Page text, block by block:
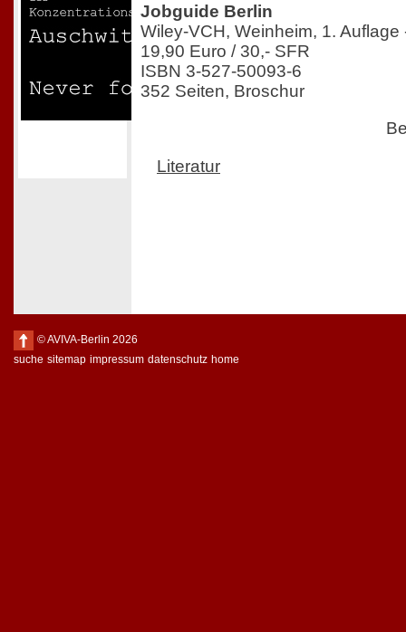
Jobguide Berlin
Wiley-VCH, Weinheim, 1. Auflage
19,90 Euro / 30,- SFR
ISBN 3-527-50093-6
352 Seiten, Broschur
Literatur
© AVIVA-Berlin 2026
suche sitemap impressum datenschutz home